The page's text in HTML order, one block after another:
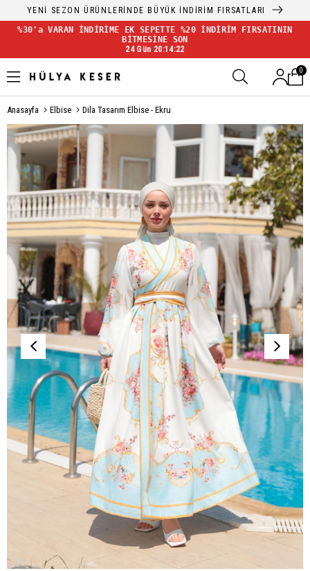
YENİ SEZON ÜRÜNLERİNDE BÜYÜK İNDİRİM FIRSATLARI
%30'a VARAN İNDİRİME EK SEPETTE %20 İNDİRİM FIRSATININ
BİTMESİNE SON
24 Gün 20:14:21
0
Anasayfa Elbise Dila Tasarım Elbise - Ekru